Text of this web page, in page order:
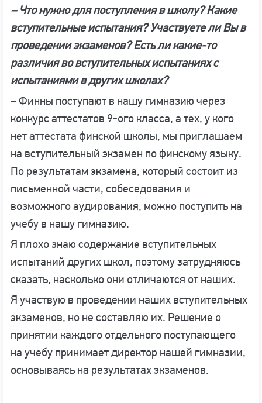
– Что нужно для поступления в школу? Какие
вступительные испытания? Участвуете ли Вы в
проведении экзаменов? Есть ли какие-то
различия во вступительных испытаниях с
испытаниями в других школах?
– Финны поступают в нашу гимназию через
конкурс аттестатов 9-ого класса, а тех, у кого
нет аттестата финской школы, мы приглашаем
на вступительный экзамен по финскому языку.
По результатам экзамена, который состоит из
письменной части, собеседования и
возможного аудирования, можно поступить на
учебу в нашу гимназию.
Я плохо знаю содержание вступительных
испытаний других школ, поэтому затрудняюсь
сказать, насколько они отличаются от наших.
Я участвую в проведении наших вступительных
экзаменов, но не составляю их. Решение о
принятии каждого отдельного поступающего
на учебу принимает директор нашей гимназии,
основываясь на результатах экзаменов.